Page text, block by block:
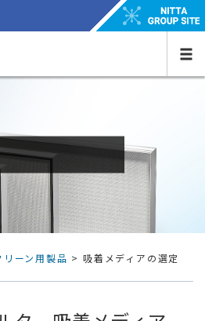
リーン用製品 >吸着メディアの選定